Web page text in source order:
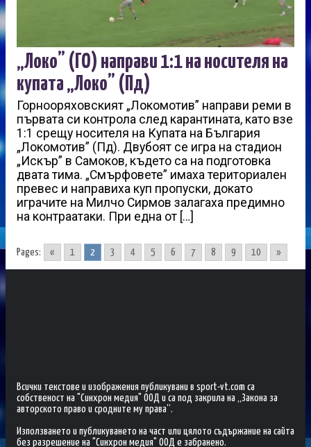
„Локо” (ГО) направи 1:1 на носителя на
купата „Локо” (Пд)
Горнооряховският „Локомотив” направи реми в
първата си контрола след карантината, като взе
1:1 срещу носителя на Купата на България
„Локомотив” (Пд). Двубоят се игра на стадион
„Искър” в Самоков, където са на подготовка
двата тима. „Смърфовете” имаха териториален
превес и направиха куп пропуски, докато
играчите на Милчо Сирмов залагаха предимно
на контраатаки. При една от […]
Pages: « 1 2 3 4 5 6 7 8 9 10 »
Всички текстове и изображения публикувани в sport-vt.com са
собственост на "Синхрон медия" ООД и са под закрила на „Закона за
авторското право и сродните му права“.
Използването и публикуването на част или цялото съдържание на сайта
без разрешение на "Синхрон медия" ООД е забранено.